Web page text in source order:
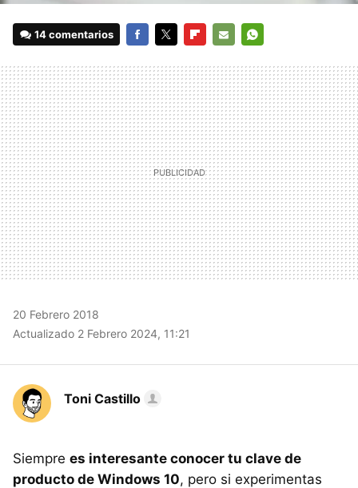
14 comentarios
MAIL
20 Febrero 2018
Actualizado 2 Febrero 2024, 11:21
Toni Castillo
Siempre es interesante conocer tu clave de
producto de Windows 10, pero si experimentas